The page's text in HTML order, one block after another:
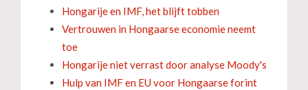
Hongarije en IMF, het blijft tobben
Vertrouwen in Hongaarse economie neemt
toe
Hongarije niet verrast door analyse Moody's
Hulp van IMF en EU voor Hongaarse forint